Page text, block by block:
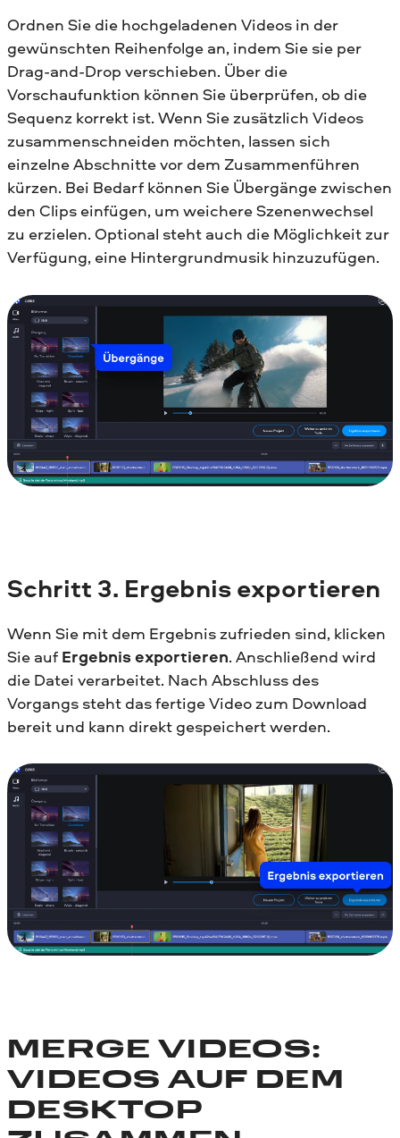
Ordnen Sie die hochgeladenen Videos in der
gewünschten Reihenfolge an, indem Sie sie per
Drag-and-Drop verschieben. Über die
Vorschaufunktion können Sie überprüfen, ob die
Sequenz korrekt ist. Wenn Sie zusätzlich Videos
zusammenschneiden möchten, lassen sich
einzelne Abschnitte vor dem Zusammenführen
kürzen. Bei Bedarf können Sie Übergänge zwischen
den Clips einfügen, um weichere Szenenwechsel
zu erzielen. Optional steht auch die Möglichkeit zur
Verfügung, eine Hintergrundmusik hinzuzufügen.
Schritt 3. Ergebnis exportieren
Wenn Sie mit dem Ergebnis zufrieden sind, klicken
Sie auf Ergebnis exportieren. Anschließend wird
die Datei verarbeitet. Nach Abschluss des
Vorgangs steht das fertige Video zum Download
bereit und kann direkt gespeichert werden.
MERGE VIDEOS:
VIDEOS AUF DEM
DESKTOP